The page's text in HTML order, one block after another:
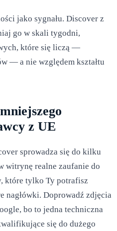
jako sygnału. Discover z
go w skali tygodni,
które się liczą —
— a nie względem kształtu
z UE
sprowadza się do kilku
witrynę realne zaufanie do
które tylko Ty potrafisz
nagłówki. Doprowadź zdjęcia
bo to jedna techniczna
się do dużego